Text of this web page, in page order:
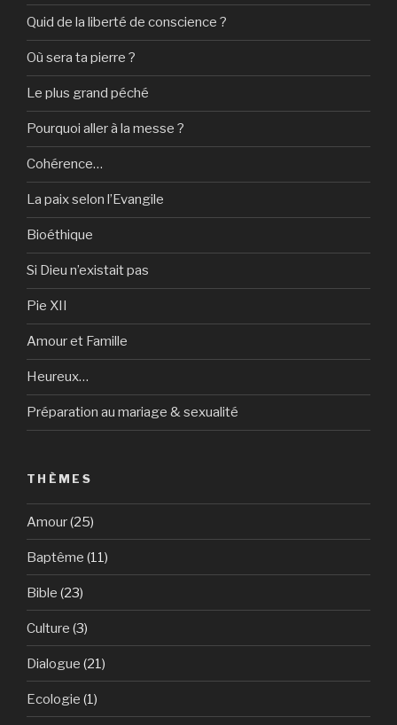
Quid de la liberté de conscience ?
Où sera ta pierre ?
Le plus grand péché
Pourquoi aller à la messe ?
Cohérence…
La paix selon l’Evangile
Bioéthique
Si Dieu n’existait pas
Pie XII
Amour et Famille
Heureux…
Préparation au mariage & sexualité
THÈMES
Amour(25)
Baptême (11)
Bible (23)
Culture (3)
Dialogue (21)
Ecologie (1)